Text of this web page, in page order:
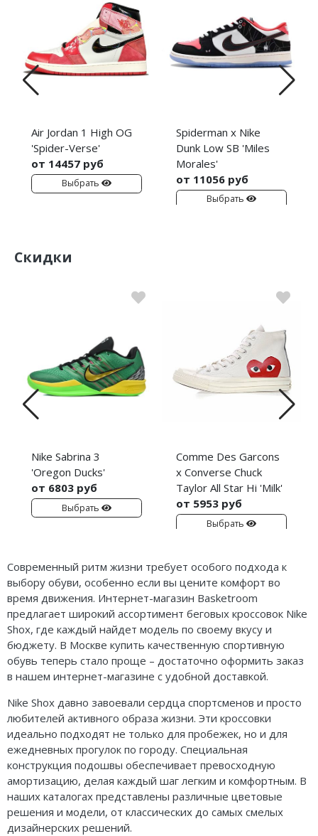
Air Jordan 1 High OG
'Spider-Verse'
от 14457 руб
Выбрать
Spiderman x Nike
Dunk Low SB 'Miles
Morales'
от 11056 руб
Выбрать
Скидки
Nike Sabrina 3
'Oregon Ducks'
от 6803 руб
Выбрать
Comme Des Garcons
x Converse Chuck
Taylor All Star Hi 'Milk'
от 5953 руб
Выбрать
Современный ритм жизни требует особого подхода к
выбору обуви, особенно если вы цените комфорт во
время движения. Интернет-магазин Basketroom
предлагает широкий ассортимент беговых кроссовок Nike
Shox, где каждый найдет модель по своему вкусу и
бюджету. В Москве купить качественную спортивную
обувь теперь стало проще – достаточно оформить заказ
в нашем интернет-магазине с удобной доставкой.
Nike Shox давно завоевали сердца спортсменов и просто
любителей активного образа жизни. Эти кроссовки
идеально подходят не только для пробежек, но и для
ежедневных прогулок по городу. Специальная
конструкция подошвы обеспечивает превосходную
амортизацию, делая каждый шаг легким и комфортным. В
наших каталогах представлены различные цветовые
решения и модели, от классических до самых смелых
дизайнерских решений.